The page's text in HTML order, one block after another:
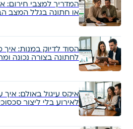
המדריך למצבי חירום:
או חתונה בגלל המצב
הסוד לדיוק במנות: איך
לחתונה בצורה נכונה
איקס עיגול באולם: איך
לאירוע בלי ליצור